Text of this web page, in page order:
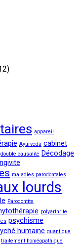
appareil
Ayurveda cabinet
double causalité Décodage
maladies parodontales
lourds
Parodontite
polyarthrite
psychisme
humaine quantique
traitement homéopathique